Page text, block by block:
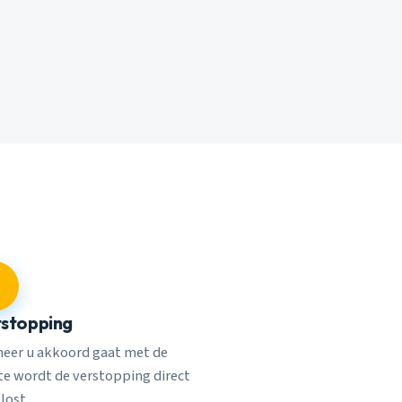
u akkoord gaat met de
wordt de verstopping direct